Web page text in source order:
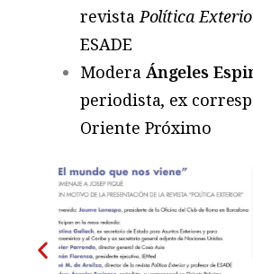
revista Política
ESADE
Modera Ángeles
periodista, ex
Oriente Próximo